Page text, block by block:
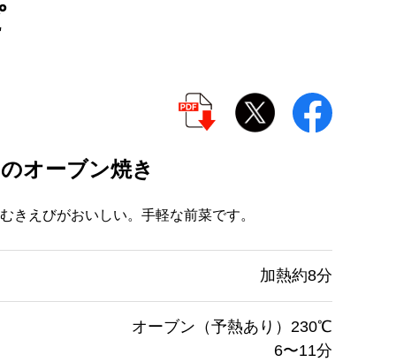
オーブン焼き
きえびがおいしい。手軽な前菜です。
加熱約8分
オーブン（予熱あり）230℃
6〜11分